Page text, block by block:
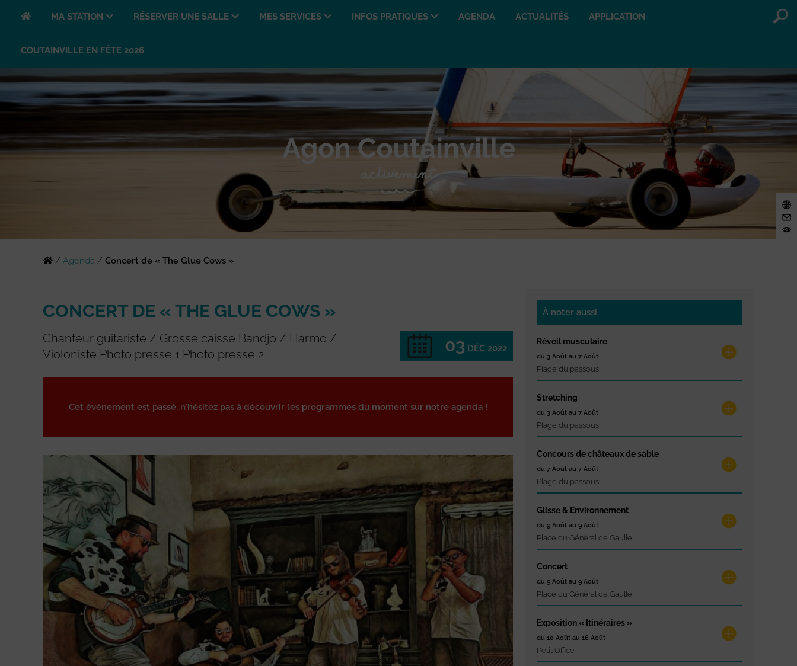
MA STATION RÉSERVER UNE SALLE MES SERVICES INFOS PRATIQUES AGENDA ACTUALITÉS APPLICATION
COUTAINVILLE EN FÊTE 2026
/ Agenda / Concert de « The Glue Cows »
CONCERT DE « THE GLUE COWS »
Chanteur guitariste / Grosse caisse Bandjo / Harmo /
Violoniste Photo presse 1 Photo presse 2
03 DÉC 2022
Cet événement est passé, n'hésitez pas à découvrir les programmes du moment sur notre agenda !
À noter aussi
Réveil musculaire
du 3 Août au 7 Août
Plage du passous
Stretching
du 3 Août au 7 Août
Plage du passous
Concours de châteaux de sable
du 7 Août au 7 Août
Plage du passous
Glisse & Environnement
du 9 Août au 9 Août
Place du Général de Gaulle
Concert
du 9 Août au 9 Août
Place du Général de Gaulle
Exposition « Itinéraires »
du 10 Août au 16 Août
Petit Office